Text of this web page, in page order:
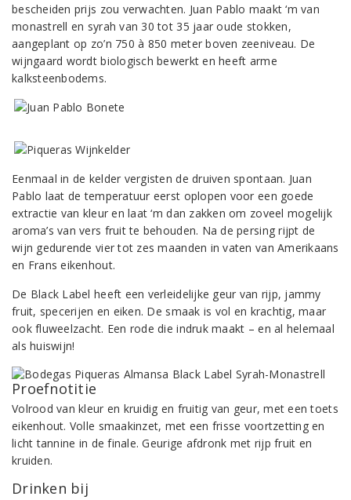
bescheiden prijs zou verwachten. Juan Pablo maakt ‘m van
monastrell en syrah van 30 tot 35 jaar oude stokken,
aangeplant op zo’n 750 à 850 meter boven zeeniveau. De
wijngaard wordt biologisch bewerkt en heeft arme
kalksteenbodems.
Eenmaal in de kelder vergisten de druiven spontaan. Juan
Pablo laat de temperatuur eerst oplopen voor een goede
extractie van kleur en laat ‘m dan zakken om zoveel mogelijk
aroma’s van vers fruit te behouden. Na de persing rijpt de
wijn gedurende vier tot zes maanden in vaten van Amerikaans
en Frans eikenhout.
De Black Label heeft een verleidelijke geur van rijp, jammy
fruit, specerijen en eiken. De smaak is vol en krachtig, maar
ook fluweelzacht. Een rode die indruk maakt – en al helemaal
als huiswijn!
Proefnotitie
Volrood van kleur en kruidig en fruitig van geur, met een toets
eikenhout. Volle smaakinzet, met een frisse voortzetting en
licht tannine in de finale. Geurige afdronk met rijp fruit en
kruiden.
Drinken bij